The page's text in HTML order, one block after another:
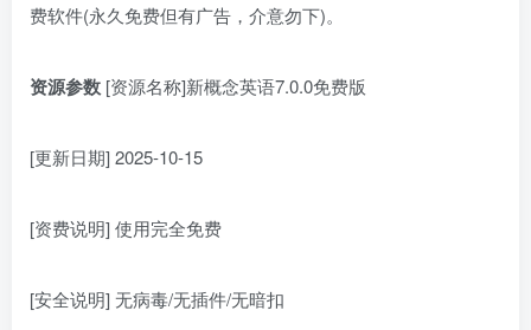
费软件(永久免费但有广告，介意勿下)。
资源参数 [资源名称]新概念英语7.0.0免费版
[更新日期] 2025-10-15
[资费说明] 使用完全免费
[安全说明] 无病毒/无插件/无暗扣